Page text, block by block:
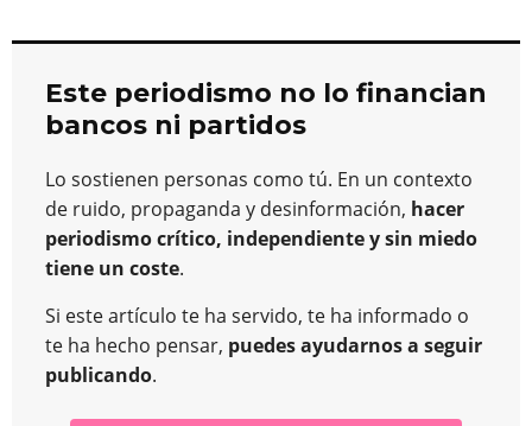
Este periodismo no lo financian
bancos ni partidos
Lo sostienen personas como tú. En un contexto
de ruido, propaganda y desinformación, hacer
periodismo crítico, independiente y sin miedo
tiene un coste.
Si este artículo te ha servido, te ha informado o
te ha hecho pensar, puedes ayudarnos a seguir
publicando.